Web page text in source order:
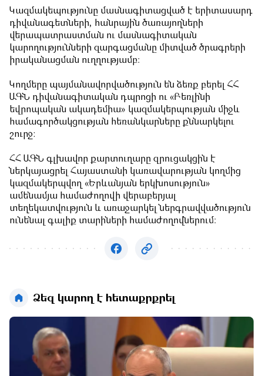
Կազմակեպությունը մասնագիտացված է երիտասարդ
դիվանագետների, հանրային ծառայողների
վերապատրաստման ու մասնագիտական
կարողությունների զարգացմանը միտված ծրագրերի
իրականացման ուղղությամբ:
Կողմերը պայմանավորվածություն են ձեռք բերել ՀՀ
ԱԳՆ դիվանագիտական դպրոցի ու «Բեռլինի
եվրոպական ակադեմիա» կազմակերպության միջև
համագործակցության հեռանկարները քննարկելու
շուրջ:
ՀՀ ԱԳՆ գլխավոր քարտուղարը զրուցակցին է
ներկայացրել Հայաստանի կառավարության կողմից
կազմակերպվող «Երևանյան երկխոսություն»
ամենամյա համաժողովի վերաբերյալ
տեղեկատվություն և առաջարկել ներգրավվածություն
ունենալ գալիք տարիների համաժողովներում:
Ձեզ կարող է հետաքրքրել